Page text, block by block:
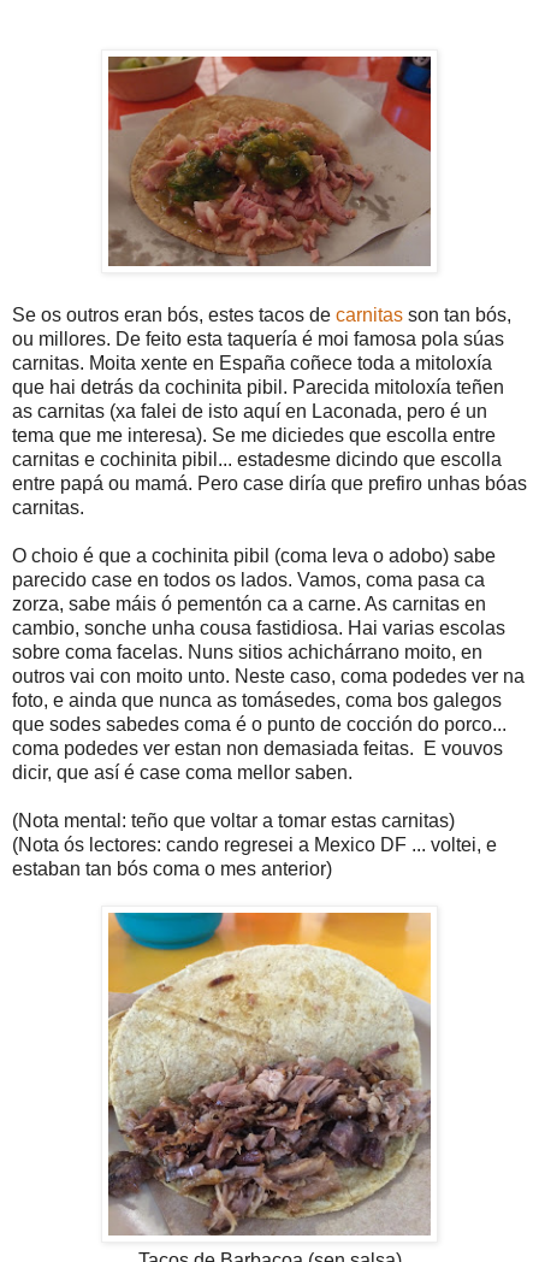
Se os outros eran bós, estes tacos de carnitas son tan bós,
ou millores. De feito esta taquería é moi famosa pola súas
carnitas. Moita xente en España coñece toda a mitoloxía
que hai detrás da cochinita pibil. Parecida mitoloxía teñen
as carnitas (xa falei de isto aquí en Laconada, pero é un
tema que me interesa). Se me diciedes que escolla entre
carnitas e cochinita pibil... estadesme dicindo que escolla
entre papá ou mamá. Pero case diría que prefiro unhas bóas
carnitas.
O choio é que a cochinita pibil (coma leva o adobo) sabe
parecido case en todos os lados. Vamos, coma pasa ca
zorza, sabe máis ó pementón ca a carne. As carnitas en
cambio, sonche unha cousa fastidiosa. Hai varias escolas
sobre coma facelas. Nuns sitios achichárrano moito, en
outros vai con moito unto. Neste caso, coma podedes ver na
foto, e ainda que nunca as tomásedes, coma bos galegos
que sodes sabedes coma é o punto de cocción do porco...
coma podedes ver estan non demasiada feitas. E vouvos
dicir, que así é case coma mellor saben.
(Nota mental: teño que voltar a tomar estas carnitas)
(Nota ós lectores: cando regresei a Mexico DF ... voltei, e
estaban tan bós coma o mes anterior)